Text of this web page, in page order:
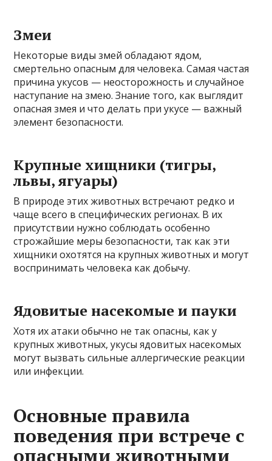
Змеи
Некоторые виды змей обладают ядом,
смертельно опасным для человека. Самая частая
причина укусов — неосторожность и случайное
наступание на змею. Знание того, как выглядит
опасная змея и что делать при укусе — важный
элемент безопасности.
Крупные хищники (тигры,
львы, ягуары)
В природе этих животных встречают редко и
чаще всего в специфических регионах. В их
присутствии нужно соблюдать особенно
строжайшие меры безопасности, так как эти
хищники охотятся на крупных животных и могут
воспринимать человека как добычу.
Ядовитые насекомые и пауки
Хотя их атаки обычно не так опасны, как у
крупных животных, укусы ядовитых насекомых
могут вызвать сильные аллергические реакции
или инфекции.
Основные правила
поведения при встрече с
опасными животными